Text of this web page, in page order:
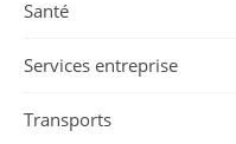
Santé
Services entreprise
Transports